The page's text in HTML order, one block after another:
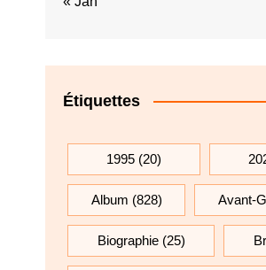
Étiquettes
1995 (20)
Album (828) Avant-
Biographie(25)